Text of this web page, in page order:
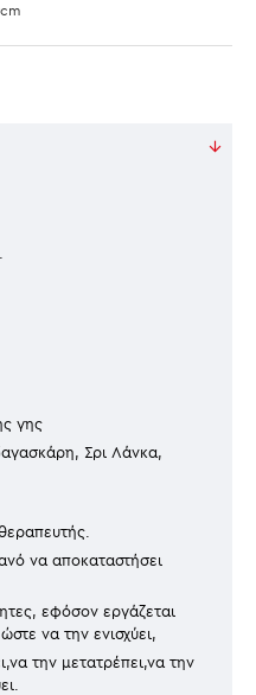
γης
Σρι Λάνκα,
να αποκαταστήσει
εφόσον εργάζεται
να την ενισχύει,
την μετατρέπει,να την